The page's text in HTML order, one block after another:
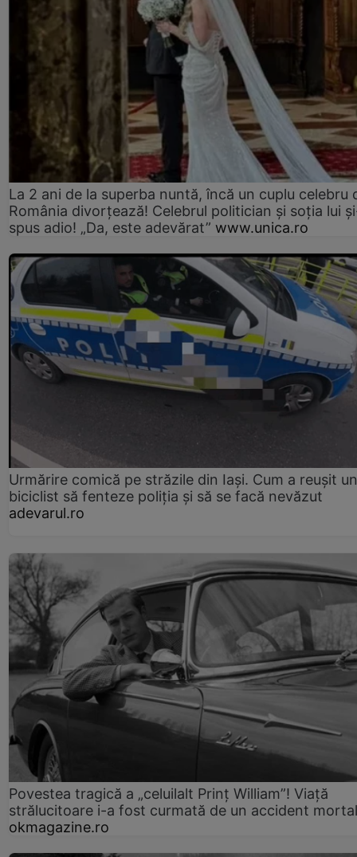
La 2 ani de la superba nuntă, încă un cuplu celebru
România divorțează! Celebrul politician și soția lui
spus adio! „Da, este adevărat” www.unica.ro
Urmărire comică pe străzile din Iași. Cum a reușit un
biciclist să fenteze poliția și să se facă nevăzut
adevarul.ro
Povestea tragică a „celuilalt Prinț William”! Viață
strălucitoare i-a fost curmată de un accident mortal
okmagazine.ro